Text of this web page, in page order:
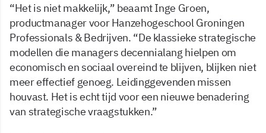
“Het is niet makkelijk,” beaamt Inge Groen,
productmanager voor Hanzehogeschool Groningen
Professionals & Bedrijven. “De klassieke strategische
modellen die managers decennialang hielpen om
economisch en sociaal overeind te blijven, blijken niet
meer effectief genoeg. Leidinggevenden missen
houvast. Het is echt tijd voor een nieuwe benadering
van strategische vraagstukken.”